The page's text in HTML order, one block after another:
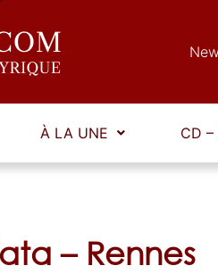
À LA UNE CD –
– Rennes